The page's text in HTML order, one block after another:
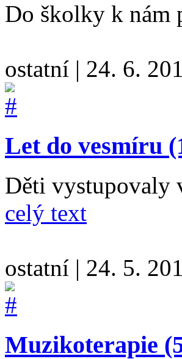
Do školky k nám
ostatní | 24. 6.
Let do vesmíru
Děti vystupovaly
celý text
ostatní | 24. 5.
Muzikoterapie